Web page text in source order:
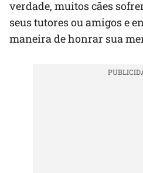
verdade, muitos cães
seus tutores ou amigos e
maneira de honrar sua